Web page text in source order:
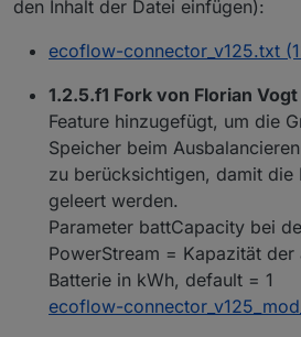
if (!batSocID || !tibberID) {
    $("tibberlink.*
.Homes.
log("TibberID
    })
$(ConfigData.statesPrefix
if (getState(id).val >
            batSocID = id
log("batSocID
        }
    })
den Inhalt der Datei einfügen):
ecoflow-connector_v125.txt
1.2.5.f1 Fork von Florian
Feature hinzugefügt, um die
Speicher beim
zu berücksichtigen, damit die
geleert werden.
Parameter battCapacity bei
PowerStream = Kapazität der
Batterie in kWh, default = 1
ecoflow-